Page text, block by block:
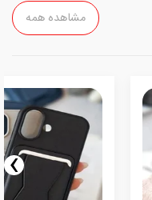
مشاهده همه
›